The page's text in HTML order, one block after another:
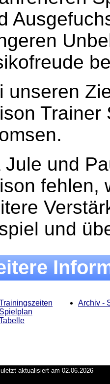
unseren
Trainer
Jule und
fehlen,
und
Spielplan
Archiv -
aktualisiert am 02.06.2026